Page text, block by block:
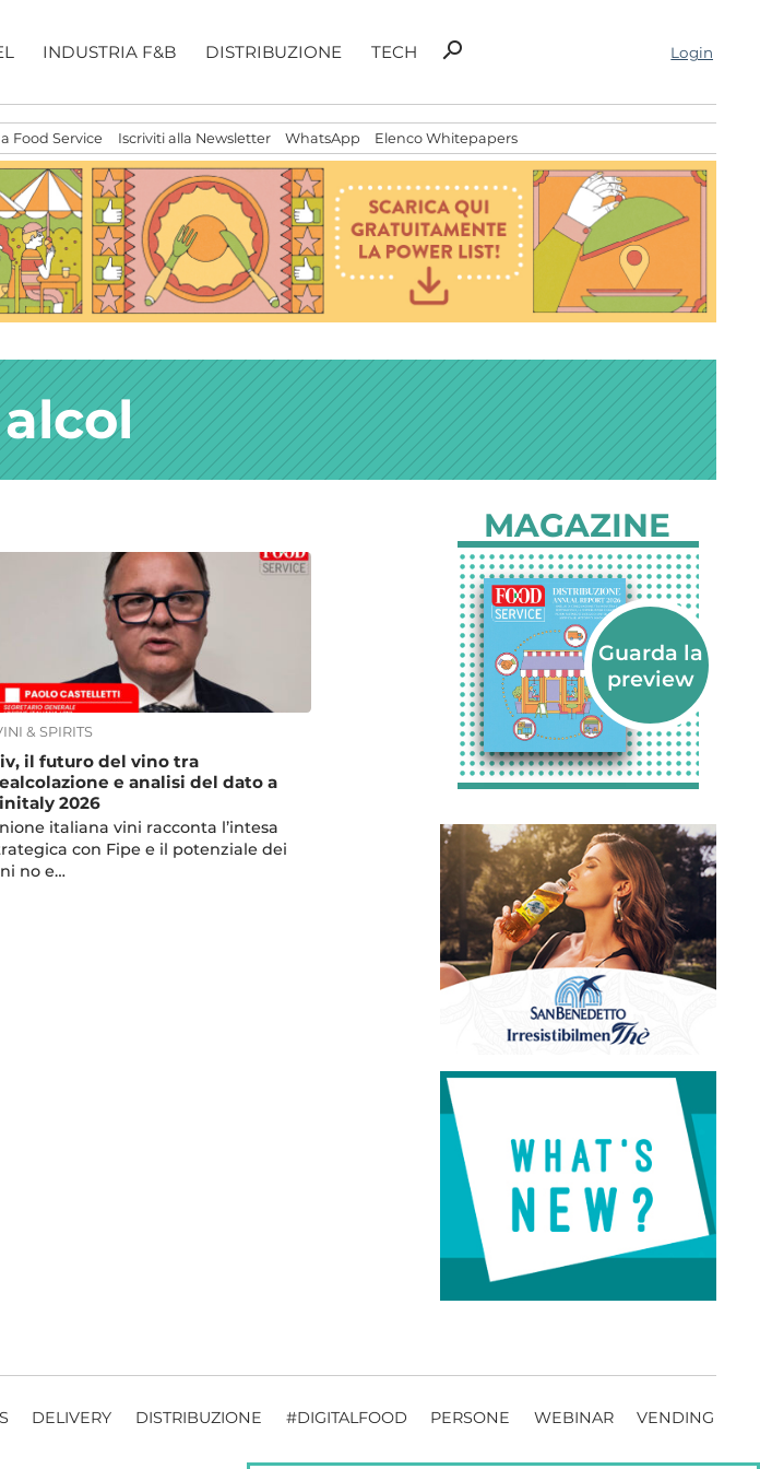
INDUSTRIA F&B DISTRIBUZIONE TECH
Ricerca
search Login
Food Service Iscriviti alla Newsletter WhatsApp Elenco Whitepapers
& SPIRITS
il futuro del vino tra
e analisi del dato a
2026
italiana vini racconta l’intesa
con Fipe e il potenziale dei
no e…
MAGAZINE
DELIVERY DISTRIBUZIONE #DIGITALFOOD PERSONE WEBINAR VENDING